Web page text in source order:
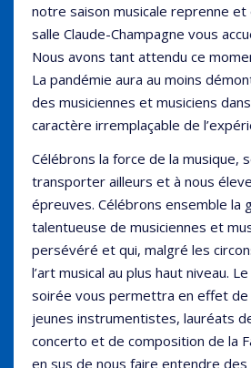
notre saison musicale reprenne
salle Claude-Champagne vous
Nous avons tant attendu ce
La pandémie aura au moins
des musiciennes et musiciens
caractère irremplaçable de
Célébrons la force de la musique,
transporter ailleurs et à nous
épreuves. Célébrons ensemble la
talentueuse de musiciennes et
persévéré et qui, malgré les
l’art musical au plus haut niveau.
soirée vous permettra en effet de
jeunes instrumentistes, lauréats
concerto et de composition de la
en sus de nous faire entendre